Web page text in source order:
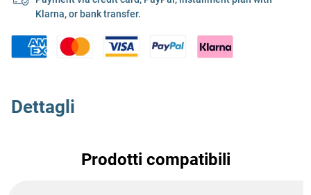
Klarna, or bank transfer.
Dettagli
Prodotti compatibili